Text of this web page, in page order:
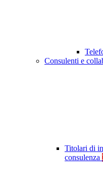
Consulenti e
Titolari di
consulenza